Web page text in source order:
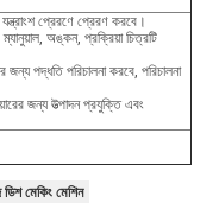
প্রেরণে প্রেরণ করবে।
অঙ্কন, প্রক্রিয়া চিত্রটি
জন্য পদ্ধতি পরিচালনা করবে, পরিচালনা
জন্য উত্পাদন প্রযুক্তি এবং
মেকিং মেশিন